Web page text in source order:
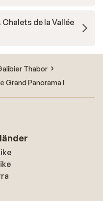
Chalets de la Vallée
Thabor
Grand Panorama I